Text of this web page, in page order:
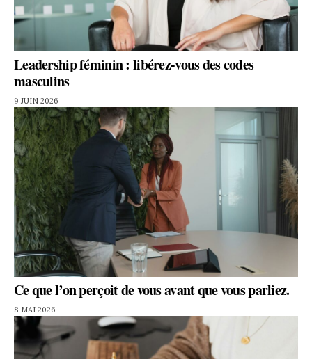
Leadership féminin : libérez-vous des codes
masculins
9 JUIN 2026
Ce que l’on perçoit de vous avant que vous parliez.
8 MAI 2026